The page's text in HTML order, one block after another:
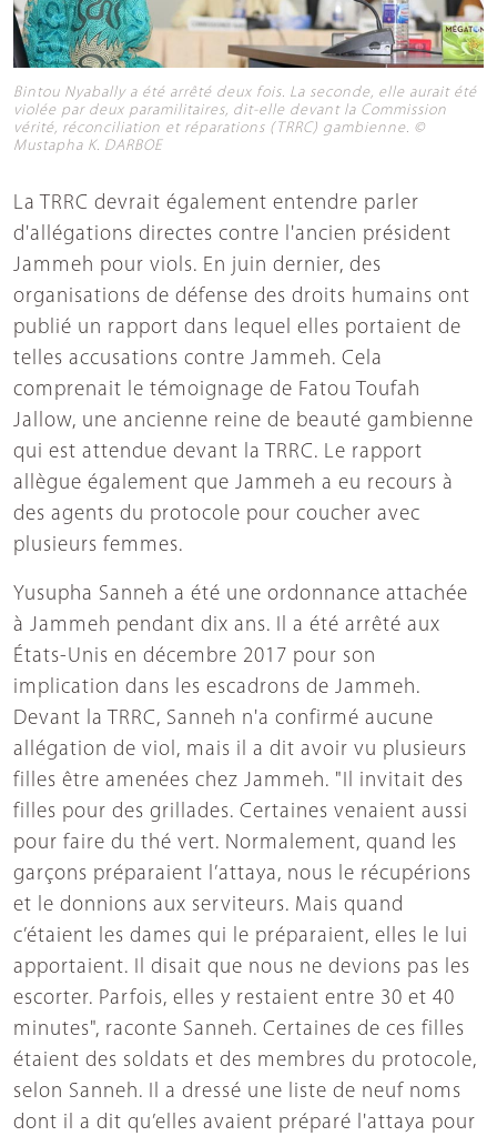
Bintou Nyabally a été arrêté deux fois. La seconde, elle aurait été
violée par deux paramilitaires, dit-elle devant la Commission
vérité, réconciliation et réparations (TRRC) gambienne. ©
Mustapha K. DARBOE
La TRRC devrait également entendre parler
d'allégations directes contre l'ancien président
Jammeh pour viols. En juin dernier, des
organisations de défense des droits humains ont
publié un rapport dans lequel elles portaient de
telles accusations contre Jammeh. Cela
comprenait le témoignage de Fatou Toufah
Jallow, une ancienne reine de beauté gambienne
qui est attendue devant la TRRC. Le rapport
allègue également que Jammeh a eu recours à
des agents du protocole pour coucher avec
plusieurs femmes.
Yusupha Sanneh a été une ordonnance attachée
à Jammeh pendant dix ans. Il a été arrêté aux
États-Unis en décembre 2017 pour son
implication dans les escadrons de Jammeh.
Devant la TRRC, Sanneh n'a confirmé aucune
allégation de viol, mais il a dit avoir vu plusieurs
filles être amenées chez Jammeh. "Il invitait des
filles pour des grillades. Certaines venaient aussi
pour faire du thé vert. Normalement, quand les
garçons préparaient l’attaya, nous le récupérions
et le donnions aux serviteurs. Mais quand
c’étaient les dames qui le préparaient, elles le lui
apportaient. Il disait que nous ne devions pas les
escorter. Parfois, elles y restaient entre 30 et 40
minutes", raconte Sanneh. Certaines de ces filles
étaient des soldats et des membres du protocole,
selon Sanneh. Il a dressé une liste de neuf noms
dont il a dit qu’elles avaient préparé l'attaya pour